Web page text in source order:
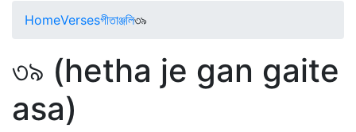
HomeVersesগীতাঞ্জলি৩৯
৩৯ (hetha je gan gaite
asa)